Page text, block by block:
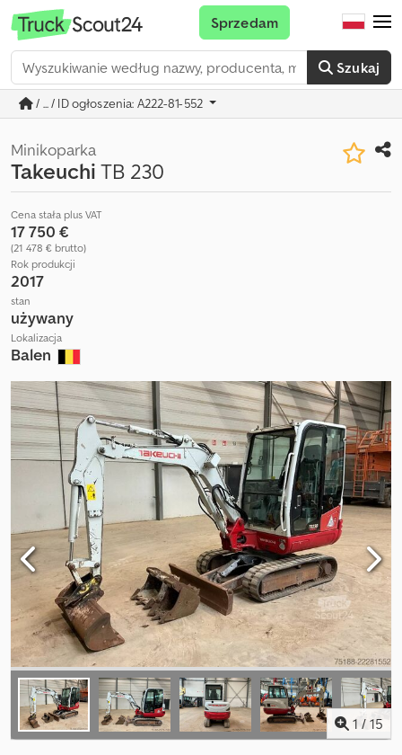
Szukaj
Sprzedam
/ ... / ID ogłoszenia: A222-81-552
Minikoparka
TakeuchiTB 230
Cena stała plus VAT
17 750 €
(21 478 € brutto)
Rok produkcji
2017
stan
używany
Lokalizacja
Balen
1 / 15